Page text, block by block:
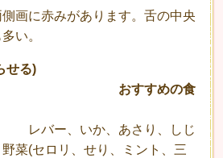
みがあります。舌の中央
い。
せる)
おすすめの食
か、あさり、しじ
菜(セロリ、せり、ミント、三